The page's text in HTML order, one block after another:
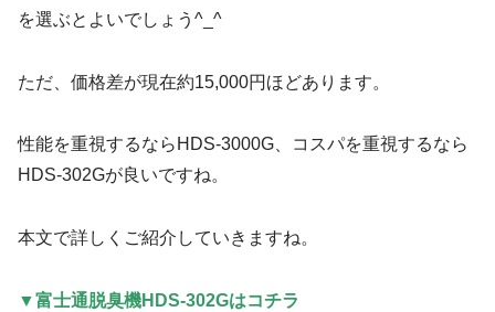
を選ぶとよいでしょう^_^
ただ、価格差が現在約15,000円ほどあります。
性能を重視するならHDS-3000G、コスパを重視するなら
HDS-302Gが良いですね。
本文で詳しくご紹介していきますね。
▼富士通脱臭機HDS-302Gはコチラ